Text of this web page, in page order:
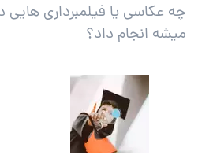
چه عکاسی یا فیلمبرداری هایی
میشه انجام داد؟